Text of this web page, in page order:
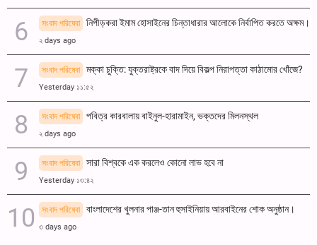
সংবাদ পরিষেবা নিপীড়করা ইমাম হোসাইনের চিন্তাধারার আলোকে নির্বাপিত করতে অক্ষম।
২ days ago
সংবাদ পরিষেবা মক্কা চুক্তি: যুক্তরাষ্ট্রকে বাদ দিয়ে বিকল্প নিরাপত্তা কাঠামোর খোঁজে?
Yesterday ১১:৫২
সংবাদ পরিষেবা পবিত্র কারবালায় বাইনুল-হারামাইন, ভক্তদের মিলনস্থল
২ days ago
সংবাদ পরিষেবা সারা বিশ্বকে এক করলেও কোনো লাভ হবে না
Yesterday ১৩:৪২
সংবাদ পরিষেবা বাংলাদেশের খুলনার পাঞ্জ-তান হুসাইনিয়ায় আরবাইনের শোক অনুষ্ঠান।
৩ days ago